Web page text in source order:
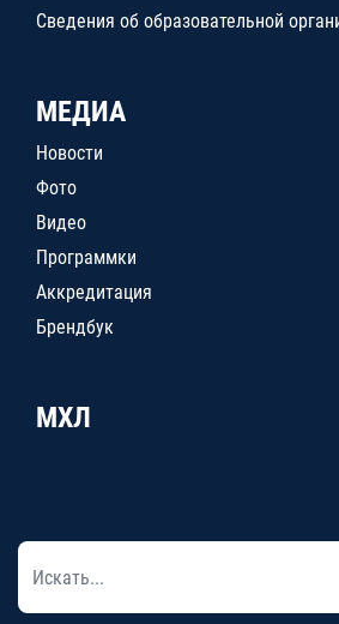
Сведения об образовательной
МЕДИА
Новости
Фото
Видео
Программки
Аккредитация
Брендбук
МХЛ